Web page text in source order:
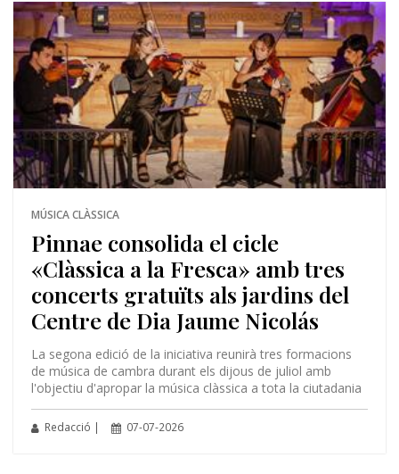
MÚSICA CLÀSSICA
Pinnae consolida el cicle
«Clàssica a la Fresca» amb tres
concerts gratuïts als jardins del
Centre de Dia Jaume Nicolás
La segona edició de la iniciativa reunirà tres formacions
de música de cambra durant els dijous de juliol amb
l'objectiu d'apropar la música clàssica a tota la ciutadania
Redacció | 07-07-2026